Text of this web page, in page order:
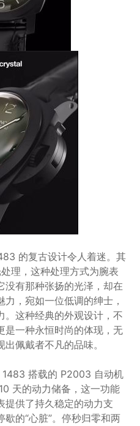
的复古设计令人着迷。其
理，这种处理方式为腕表
没有那种张扬的光泽，却在
，宛如一位低调的绅士，
。这种经典的外观设计，不
是一种永恒时尚的体现，无
佩戴者不凡的品味。
搭载的 P2003 自动机
天的动力储备，这一功能
提供了持久稳定的动力支
的“心脏”。停秒归零和两